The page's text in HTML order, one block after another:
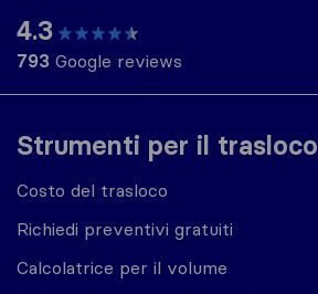
Strumenti per il trasloco
Costo del trasloco
Richiedi preventivi gratuiti
Calcolatrice per il volume
4.3
793 Google reviews